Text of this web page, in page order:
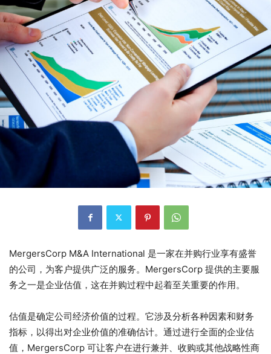
MergersCorp M&A International 是一家在并购行业享有盛誉
的公司，为客户提供广泛的服务。MergersCorp 提供的主要服
务之一是企业估值，这在并购过程中起着至关重要的作用。
估值是确定公司经济价值的过程。它涉及分析各种因素和财务
指标，以得出对企业价值的准确估计。通过进行全面的企业估
值，MergersCorp 可让客户在进行兼并、收购或其他战略性商